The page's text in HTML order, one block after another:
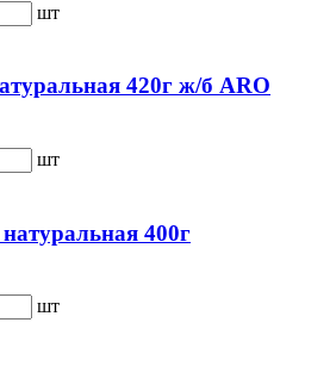
шт
420г ж/б ARO
шт
400г
шт